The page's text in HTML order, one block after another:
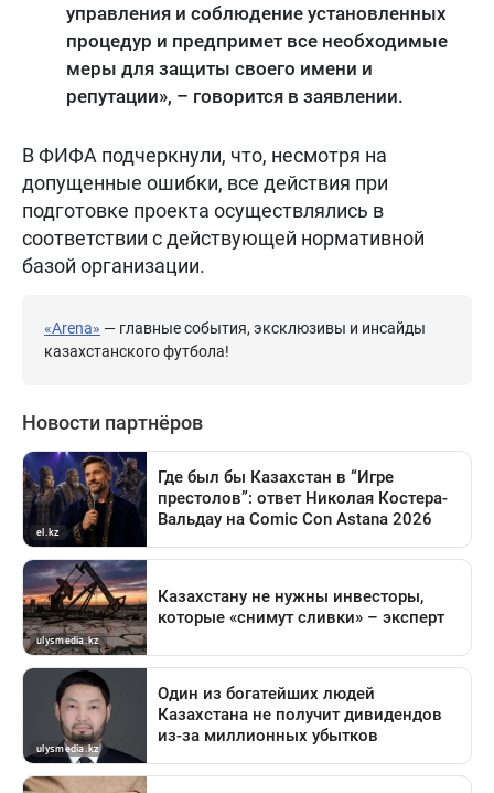
управления и соблюдение установленных
процедур и предпримет все необходимые
меры для защиты своего имени и
репутации», – говорится в заявлении.
В ФИФА подчеркнули, что, несмотря на
допущенные ошибки, все действия при
подготовке проекта осуществлялись в
соответствии с действующей нормативной
базой организации.
«Arena» — главные события, эксклюзивы и инсайды
казахстанского футбола!